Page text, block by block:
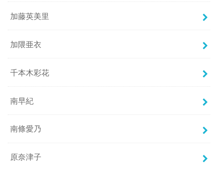
加藤英美里
加隈亜衣
千本木彩花
南早紀
南條愛乃
原奈津子